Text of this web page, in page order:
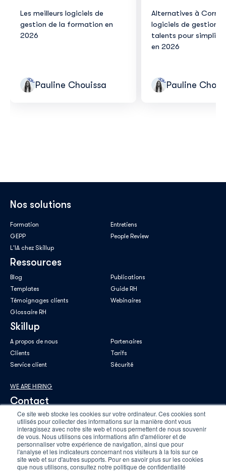
Ce site web stocke les cookies sur votre ordinateur. Ces cookies sont
utilisés pour collecter des informations sur la manière dont vous
interagissez avec notre site web et nous permettent de nous souvenir
de vous. Nous utilisons ces informations afin d'améliorer et de
personnaliser votre expérience de navigation, ainsi que pour
l'analyse et les indicateurs concernant nos visiteurs à la fois sur ce
site web et sur d'autres supports. Pour en savoir plus sur les cookies
que nous utilisons, consultez notre politique de confidentialité
Les meilleurs logiciels de
gestion de la formation en
2026
Pauline Chouissa
Alternatives à
logiciels de gestion
talents pour
en 2026
Pauline
Nos solutions
Formation
Entretiens
GEPP
People Review
L'IA chez Skillup
Ressources
Blog
Publications
Templates
Guide RH
Témoignages clients
Webinaires
Glossaire RH
Skillup
A propos de nous
Partenaires
Clients
Tarifs
Service client
Sécurité
WE ARE HIRING
Contact
E-mail professionnel*